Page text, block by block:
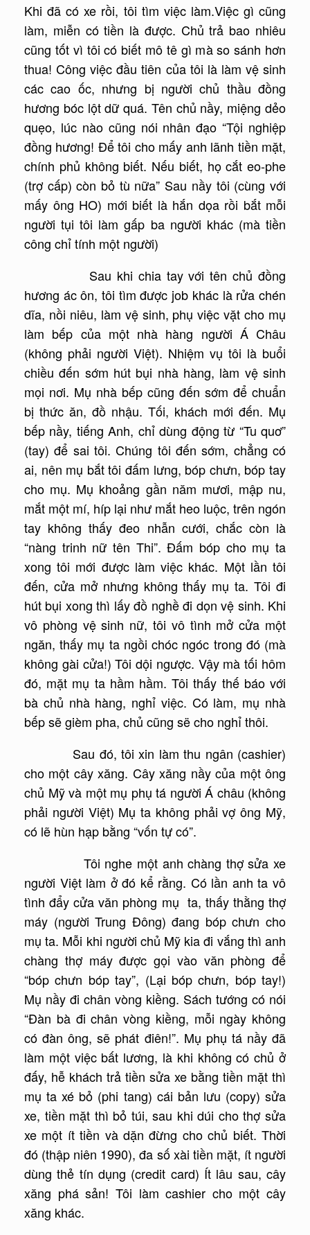
Khi đã có xe rồi, tôi tìm việc làm.Việc gì cũng
làm, miễn có tiền là được. Chủ trả bao nhiêu
cũng tốt vì tôi có biết mô tê gì mà so sánh hơn
thua! Công việc đầu tiên của tôi là làm vệ sinh
các cao ốc, nhưng bị người chủ thầu đồng
hương bóc lột dữ quá. Tên chủ nầy, miệng dẻo
quẹo, lúc nào cũng nói nhân đạo “Tội nghiệp
đồng hương! Để tôi cho mấy anh lãnh tiền mặt,
chính phủ không biết. Nếu biết, họ cắt eo-phe
(trợ cấp) còn bỏ tù nữa” Sau nầy tôi (cùng với
mấy ông HO) mới biết là hắn dọa rồi bắt mỗi
người tụi tôi làm gấp ba người khác (mà tiền
công chỉ tính một người)
Sau khi chia tay với tên chủ đồng
hương ác ôn, tôi tìm được job khác là rửa chén
dĩa, nồi niêu, làm vệ sinh, phụ việc vặt cho mụ
làm bếp của một nhà hàng người Á Châu
(không phải người Việt). Nhiệm vụ tôi là buổi
chiều đến sớm hút bụi nhà hàng, làm vệ sinh
mọi nơi. Mụ nhà bếp cũng đến sớm để chuẩn
bị thức ăn, đồ nhậu. Tối, khách mới đến. Mụ
bếp nầy, tiếng Anh, chỉ dùng động từ “Tu quơ”
(tay) để sai tôi. Chúng tôi đến sớm, chẳng có
ai, nên mụ bắt tôi đấm lưng, bóp chưn, bóp tay
cho mụ. Mụ khoảng gần năm mươi, mập nu,
mắt một mí, híp lại như mắt heo luộc, trên ngón
tay không thấy đeo nhẫn cưới, chắc còn là
“nàng trinh nữ tên Thi”. Đấm bóp cho mụ ta
xong tôi mới được làm việc khác. Một lần tôi
đến, cửa mở nhưng không thấy mụ ta. Tôi đi
hút bụi xong thì lấy đồ nghề đi dọn vệ sinh. Khi
vô phòng vệ sinh nữ, tôi vô tình mở cửa một
ngăn, thấy mụ ta ngồi chóc ngóc trong đó (mà
không gài cửa!) Tôi dội ngược. Vậy mà tối hôm
đó, mặt mụ ta hầm hầm. Tôi thấy thế báo với
bà chủ nhà hàng, nghỉ việc. Có làm, mụ nhà
bếp sẽ gièm pha, chủ cũng së cho nghỉ thôi.
Sau đó, tôi xin làm thu ngân (cashier)
cho một cây xăng. Cây xăng nầy của một ông
chủ Mỹ và một mụ phụ tá người Á châu (không
phải người Việt) Mụ ta không phải vợ ông Mỹ,
có lẽ hùn hạp bằng “vốn tự có”.
Tôi nghe một anh chàng thợ sửa xe
người Việt làm ở đó kể rằng. Có lần anh ta vô
tình đẩy cửa văn phòng mụ ta, thấy thằng thợ
máy (người Trung Đông) đang bóp chưn cho
mụ ta. Mỗi khi người chủ Mỹ kia đi vắng thì anh
chàng thợ máy được gọi vào văn phòng để
“bóp chưn bóp tay”, (Lại bóp chưn, bóp tay!)
Mụ nầy đi chân vòng kiềng. Sách tướng có nói
“Đàn bà đi chân vòng kiềng, mỗi ngày không
có đàn ông, sẽ phát điên!”. Mụ phụ tá nầy đã
làm một việc bất lương, là khi không có chủ ở
đấy, hễ khách trả tiền sửa xe bằng tiền mặt thì
mụ ta xé bỏ (phi tang) cái bản lưu (copy) sửa
xe, tiền mặt thì bỏ túi, sau khi dúi cho thợ sửa
xe một ít tiền và dặn đừng cho chủ biết. Thời
đó (thập niên 1990), đa số xài tiền mặt, ít người
dùng thẻ tín dụng (credit card) Ít lâu sau, cây
xăng phá sản! Tôi làm cashier cho một cây
xăng khác.